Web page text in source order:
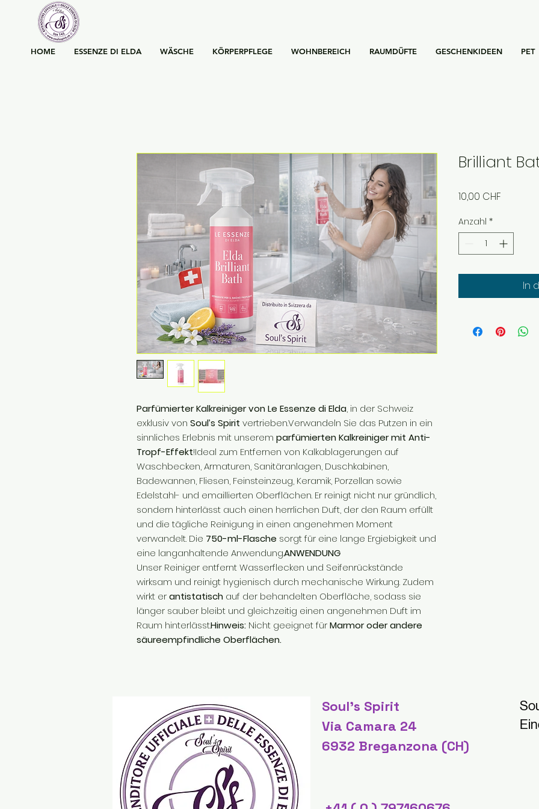
HOME ESSENZE DI ELDA WÄSCHE KÖRPERPFLEGE WOHNBEREICH RAUMDÜFTE GESCHENKIDEEN PET
Parfümierter Kalkreiniger von Le Essenze di Elda, in der Schweiz
exklusiv von Soul’s Spirit vertrieben.Verwandeln Sie das Putzen in ein
sinnliches Erlebnis mit unserem parfümierten Kalkreiniger mit Anti-
Tropf-Effekt!Ideal zum Entfernen von Kalkablagerungen auf
Waschbecken, Armaturen, Sanitäranlagen, Duschkabinen,
Badewannen, Fliesen, Feinsteinzeug, Keramik, Porzellan sowie
Edelstahl- und emaillierten Oberflächen. Er reinigt nicht nur gründlich,
sondern hinterlässt auch einen herrlichen Duft, der den Raum erfüllt
und die tägliche Reinigung in einen angenehmen Moment
verwandelt. Die 750-ml-Flasche sorgt für eine lange Ergiebigkeit und
eine langanhaltende Anwendung.ANWENDUNG
Unser Reiniger entfernt Wasserflecken und Seifenrückstände
wirksam und reinigt hygienisch durch mechanische Wirkung. Zudem
wirkt erantistatisch auf der behandelten Oberfläche, sodass sie
länger sauber bleibt und gleichzeitig einen angenehmen Duft im
Raum hinterlässt.Hinweis: Nicht geeignet fürMarmor oder andere
säureempfindliche Oberflächen.
Brilliant
10,00 CHF
Anzahl *
In
Soul's Spirit
Via Camara 24
6932 Breganzona (CH)